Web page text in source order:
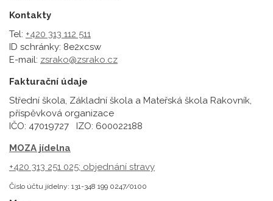
Kontakty
Tel: +420 313 112 511
ID schránky: 8e2xcsw
E-mail: zsrako@zsrako.cz
Fakturační údaje
Střední škola, Základní škola a Mateřská škola Rakovník,
příspěvková organizace
IČO: 47019727 IZO: 600022188
MOZA jídelna
+420 313 251 025; objednání stravy
Číslo účtu jídelny: 131-348 199 0247/0100